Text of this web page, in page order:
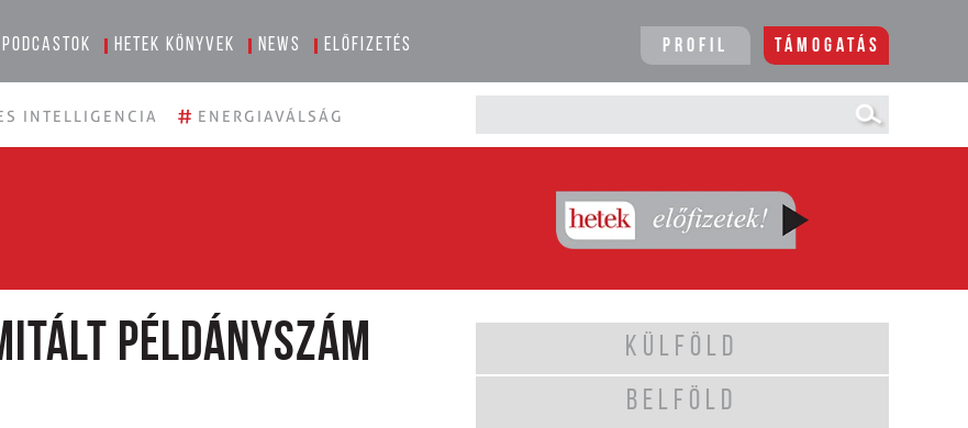
Podcastok Hetek könyvek News Előfizetés Profil Támogatás
INTELLIGENCIA # ENERGIAVÁLSÁG
példányszám
KÜLFÖLD
BELFÖLD